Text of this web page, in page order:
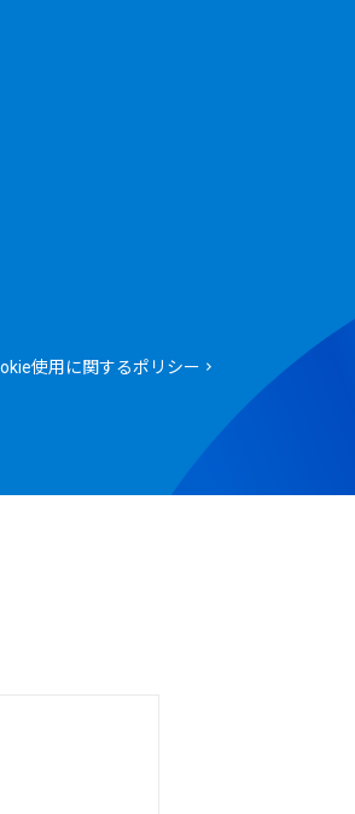
使用に関するポリシー